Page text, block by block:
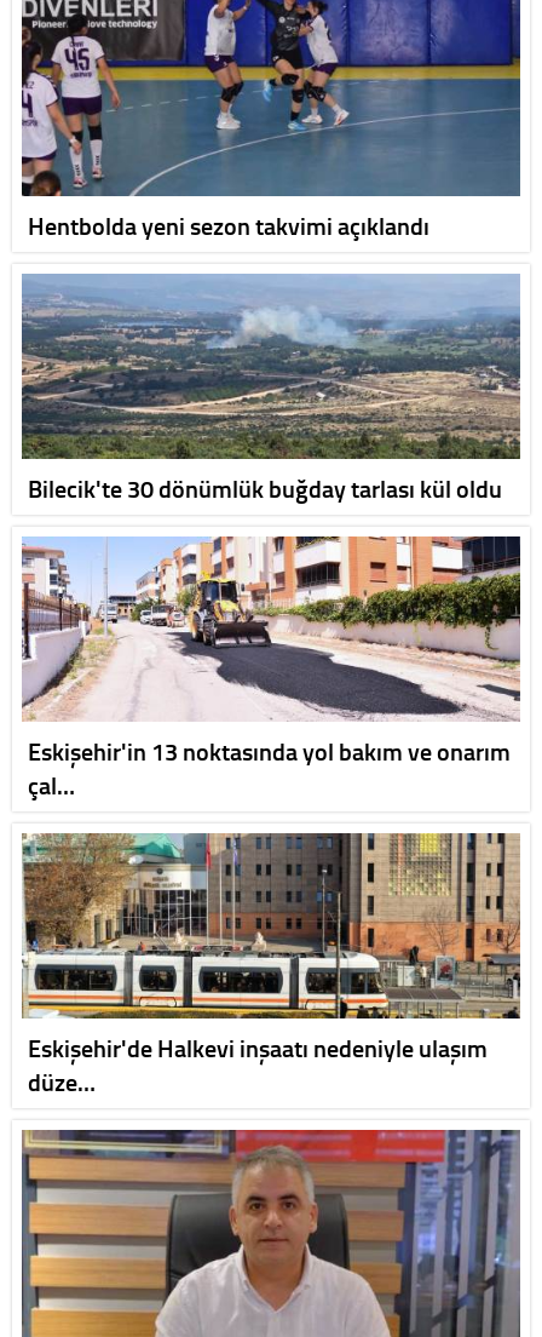
Hentbolda yeni sezon takvimi açıklandı
Bilecik'te 30 dönümlük buğday tarlası kül oldu
Eskişehir'in 13 noktasında yol bakım ve onarım
çal…
Eskişehir'de Halkevi inşaatı nedeniyle ulaşım
düze…